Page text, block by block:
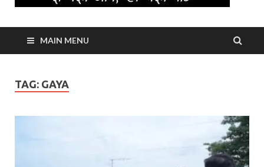
MAIN MENU
TAG: GAYA